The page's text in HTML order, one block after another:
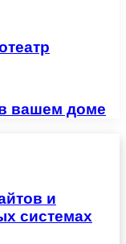
вашем доме
и
системах